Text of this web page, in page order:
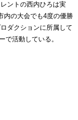
ントの西内ひろは実
内の大会でも4度の優勝
ダクションに所属して
で活動している。